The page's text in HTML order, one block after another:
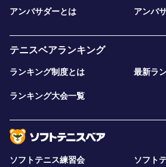
アンバサダーとは アンバ
テニスベアランキング
ランキング制度とは 最新ラ
ランキング大会一覧
ソフトテニス練習会 ソフト